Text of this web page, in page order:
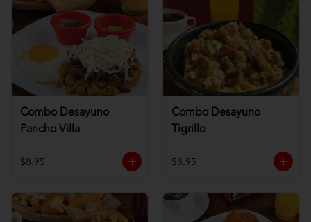
Combo Desayuno
Pancho Villa
$8.95
Combo Desayuno
Tigrillo
$8.95